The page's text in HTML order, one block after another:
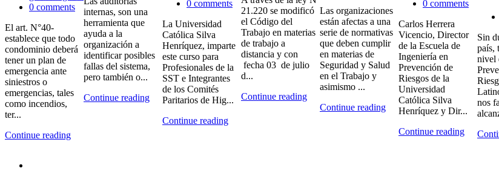
0 comments
El art. N°40-
establece que todo
condominio deberá
tener un plan de
emergencia ante
siniestros o
emergencias, tales
como incendios,
ter...
Continue reading
internas, son una
herramienta que
ayuda a la
organización a
identificar posibles
fallas del sistema,
pero también o...
Continue reading
0 comments
La Universidad
Católica Silva
Henríquez, imparte
este curso para
Profesionales de la
SST e Integrantes
de los Comités
Paritarios de Hig...
Continue reading
21.220 se modificó
el Código del
Trabajo en materias
de trabajo a
distancia y con
fecha 03 de julio
d...
Continue reading
Las organizaciones
están afectas a una
serie de normativas
que deben cumplir
en materias de
Seguridad y Salud
en el Trabajo y
asimismo ...
Continue reading
0 comments
Carlos Herrera
Vicencio, Director
de la Escuela de
Ingeniería en
Prevención de
Riesgos de la
Universidad
Católica Silva
Henríquez y Dir...
Continue reading
Sin
país,
nivel
nos